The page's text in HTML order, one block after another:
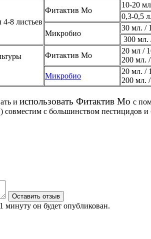
4-8 листьев
Фитактив Мо
10-20
0,3-0,5
Микробио
30 мл. /
300 мл.
Фитактив Мо
20 мл /
200 мл.
Микробио
20 мл. /
200 мл.
и использовать Фитактив Мо с
с большинством пестицидов и
Оставить отзыв
минуту он будет опубликован.